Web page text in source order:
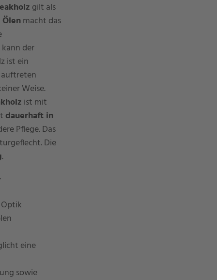
gilt als
macht das
der
ist ein
auftreten
Weise.
ist mit
dauerhaft in
Pflege. Das
Die
.
eine
sowie